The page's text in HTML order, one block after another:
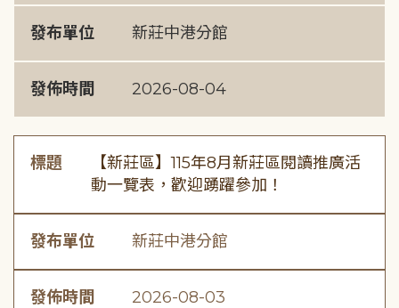
發布單位 新莊中港分館
發佈時間 2026-08-04
標題
【新莊區】115年8月新莊區閱讀推廣活
動一覽表，歡迎踴躍參加！
發布單位 新莊中港分館
發佈時間 2026-08-03